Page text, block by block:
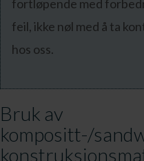
fortløpende med
feil, ikke nøl med å ta
hos oss.
Bruk av
kompositt-/